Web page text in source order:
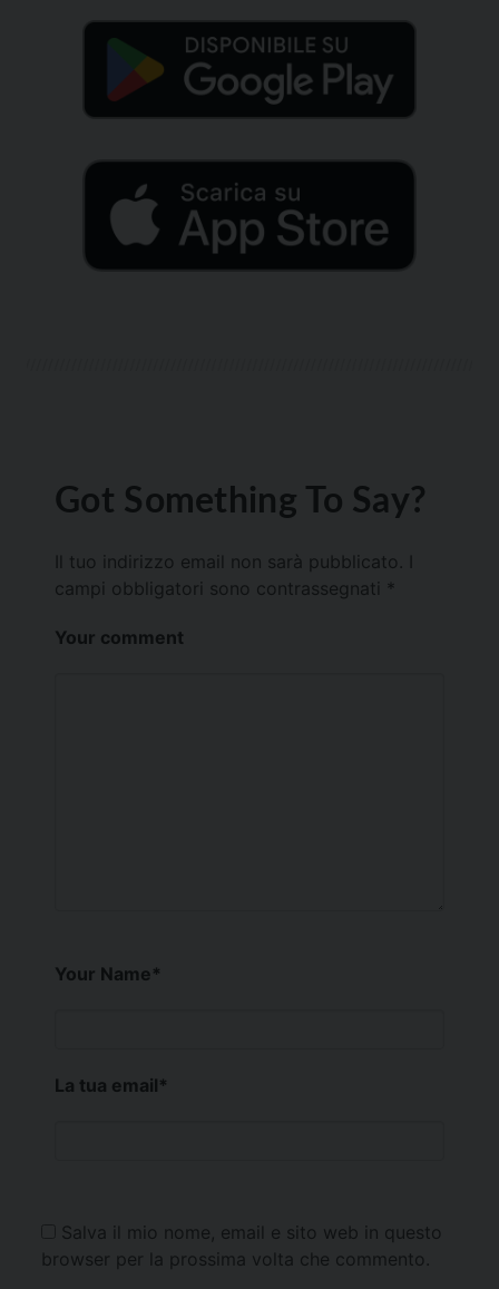
Got Something To Say?
Il tuo indirizzo email non sarà pubblicato.
campi obbligatori sono contrassegnati *
Your comment
Your Name*
La tua email*
Salva il mio nome, email e sito web in questo
browser per la prossima volta che commento.